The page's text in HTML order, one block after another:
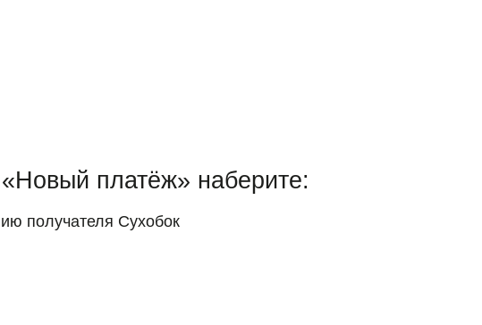
платёж» наберите:
получателя Сухобок